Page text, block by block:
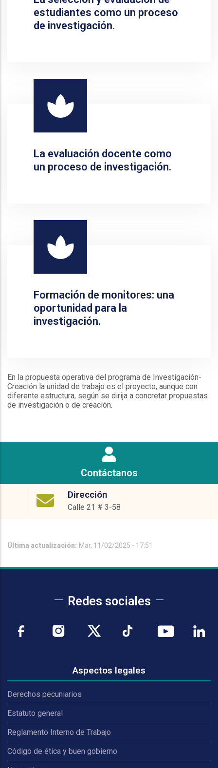
estudiantes como un proceso
de investigación.
La evaluación docente como
un proceso de investigación.
Formación de monitores: una
oportunidad para la
investigación.
En la propuesta operativa del programa de Investigación-
Creación la unidad de trabajo es el proyecto, aunque con
diferente estructura, según se dirija a concretar propuestas
de investigación o de creación.
Contáctanos
Dirección
Calle 21 # 3-58
Última actualización: Mar, 11/02/2025 - 17:51
Redes sociales
Aspectos legales
Derechos pecuniarios
Estatuto general
Reglamento Interno de Trabajo
Código de ética y buen gobierno